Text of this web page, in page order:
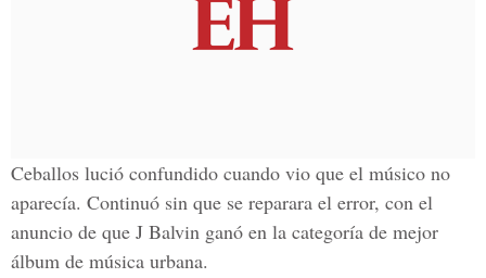
Ceballos lució confundido cuando vio que el músico no
aparecía. Continuó sin que se reparara el error, con el
anuncio de que J Balvin ganó en la categoría de mejor
álbum de música urbana.